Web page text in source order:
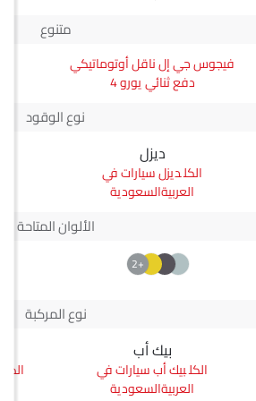
متنوع
فيجوس جي إل ناقل أوتوماتيكي
دفع ثنائي يورو 4
نوع الوقود
ديزل
ديزل سيارات في
العربيةالسعودية
الألوان المتاحة
+2
نوع المركبة
بيك أب
بيك أب سيارات في
العربيةالسعودية